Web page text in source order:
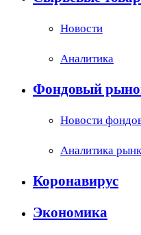
Новости
Аналитика
Фондовый
Новости
Аналитика
Коронавирус
Экономика